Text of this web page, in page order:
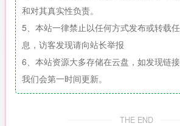
和对其真实性负责。
5、本站一律禁止以任何方式发布或转载
息，访客发现请向站长举报
6、本站资源大多存储在云盘，如发现链
我们会第一时间更新。
THE END